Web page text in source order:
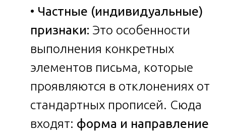
• Частные (индивидуальные)
признаки: Это особенности
выполнения конкретных
элементов письма, которые
проявляются в отклонениях от
стандартных прописей. Сюда
входят: форма и направление